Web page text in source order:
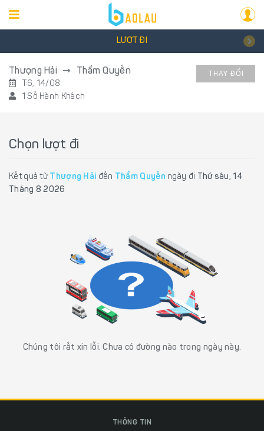
LƯỢT ĐI
Thượng Hải Thẩm Quyến
T6, 14/08
1 Số Hành Khách
THAY ĐỔI
Chọn lượt đi
Kết quả từ Thượng Hải đến Thẩm Quyến ngày đi Thứ sáu, 14
Tháng 8 2026
Chúng tôi rất xin lỗi. Chưa có đường nào trong ngày này.
THÔNG TIN